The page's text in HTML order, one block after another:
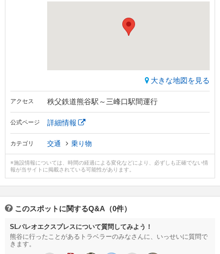
大きな地図を見る
アクセス 秩父鉄道熊谷駅～三峰口駅間運行
公式ページ 詳細情報
カテゴリ 交通 乗り物
※施設情報については、時間の経過による変化などにより、必ずしも正確でない情
報が当サイトに掲載されている可能性があります。
このスポットに関するQ&A（0件）
SLパレオエクスプレスについて質問してみよう！
熊谷に行ったことがあるトラベラーのみなさんに、いっせいに質問で
きます。